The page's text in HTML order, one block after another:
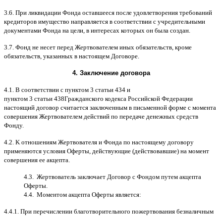
3.6. При ликвидации Фонда оставшееся после удовлетворения требований
кредиторов имущество направляется в соответствии с учредительными
документами Фонда на цели в интересах которых он была создан
3.7. Фонд не несет перед Жертвователем иных обязательств кроме
обязательств указанных в настоящем Договоре
4. Заключение договора
4.1. B соответствии с пунктом 3 статьи 434 и
пунктом 3 статьи 438Гражданского кодекса Российской Федерации
настоящий договор считается заключенным в письменной форме c момента
совершения Жертвователем действий по передаче денежных средств
Фонду.
4.2. K отношениям Жертвователя и Фонда по настоящему договору
применяются условия Оферты действующие (действовавшие) на момент
совершения ее акцепта
4.3. Жертвователь заключает Договор c Фондом путем акцепта
Оферты
4.4. Моментом акцепта Оферты является:
4.4.1. При перечислении благотворительного пожертвования безналичным